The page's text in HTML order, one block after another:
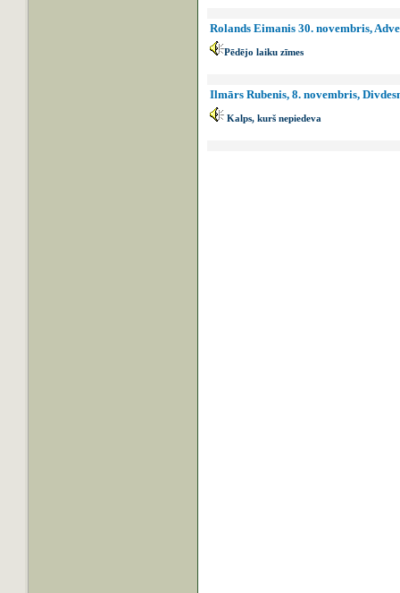
Rolands Eimanis 30. novembris,
Pēdējo laiku zīmes
Ilmārs Rubenis, 8. novembris,
Kalps, kurš nepiedeva